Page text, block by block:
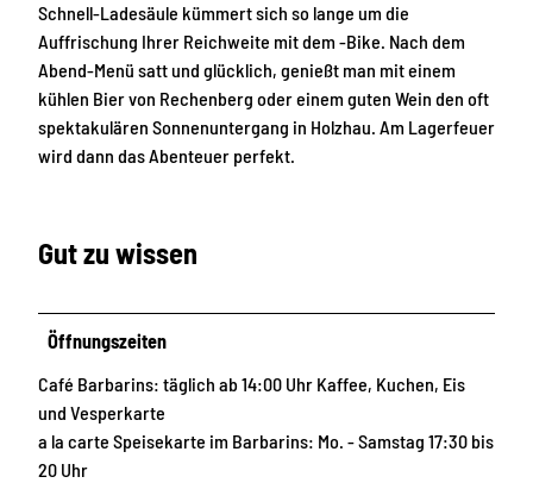
Schnell-Ladesäule kümmert sich so lange um die
Auffrischung Ihrer Reichweite mit dem -Bike. Nach dem
Abend-Menü satt und glücklich, genießt man mit einem
kühlen Bier von Rechenberg oder einem guten Wein den oft
spektakulären Sonnenuntergang in Holzhau. Am Lagerfeuer
wird dann das Abenteuer perfekt.
Gut zu wissen
Öffnungszeiten
Café Barbarins: täglich ab 14:00 Uhr Kaffee, Kuchen, Eis
und Vesperkarte
a la carte Speisekarte im Barbarins: Mo. - Samstag 17:30 bis
20 Uhr